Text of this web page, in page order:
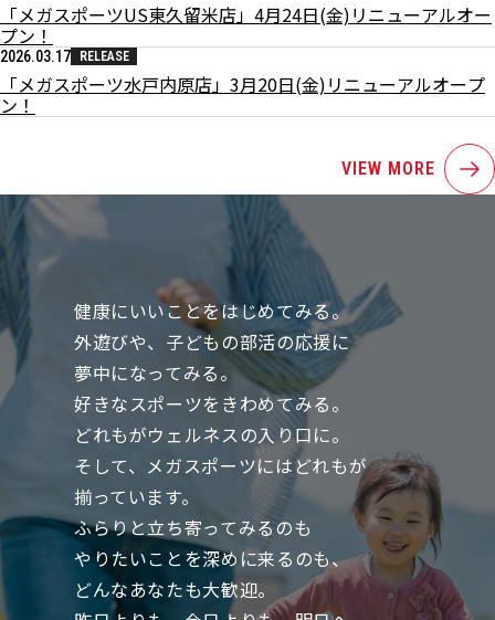
「メガスポーツUS東久留米店」4月24日(金)リニューアルオー
プン！
2026.03.17 RELEASE
「メガスポーツ水戸内原店」3月20日(金)リニューアルオープ
ン！
VIEW MORE
健康にいいことをはじめてみる。
外遊びや、子どもの部活の応援に
夢中になってみる。
好きなスポーツをきわめてみる。
どれもがウェルネスの入り口に。
そして、メガスポーツにはどれもが
揃っています。
ふらりと立ち寄ってみるのも
やりたいことを深めに来るのも、
どんなあなたも大歓迎。